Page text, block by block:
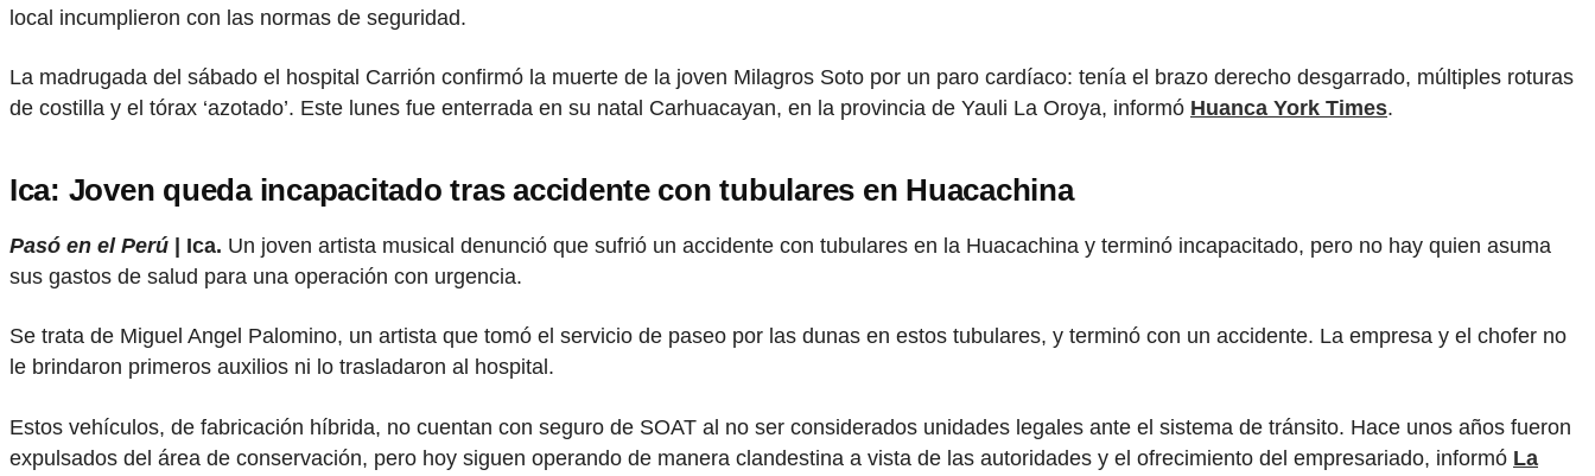
local incumplieron con las normas de seguridad.
La madrugada del sábado el hospital Carrión confirmó la muerte de la joven Milagros Soto por un paro cardíaco: tenía el brazo derecho desgarrado, múltiples roturas
de costilla y el tórax ‘azotado’. Este lunes fue enterrada en su natal Carhuacayan, en la provincia de Yauli La Oroya, informó Huanca York Times.
Ica: Joven queda incapacitado tras accidente con tubulares en Huacachina
Pasó en el Perú | Ica. Un joven artista musical denunció que sufrió un accidente con tubulares en la Huacachina y terminó incapacitado, pero no hay quien asuma
sus gastos de salud para una operación con urgencia.
Se trata de Miguel Angel Palomino, un artista que tomó el servicio de paseo por las dunas en estos tubulares, y terminó con un accidente. La empresa y el chofer no
le brindaron primeros auxilios ni lo trasladaron al hospital.
Estos vehículos, de fabricación híbrida, no cuentan con seguro de SOAT al no ser considerados unidades legales ante el sistema de tránsito. Hace unos años fueron
expulsados del área de conservación, pero hoy siguen operando de manera clandestina a vista de las autoridades y el ofrecimiento del empresariado, informó La